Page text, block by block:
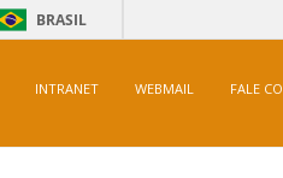
BRASIL
INTRANET WEBMAIL FALE